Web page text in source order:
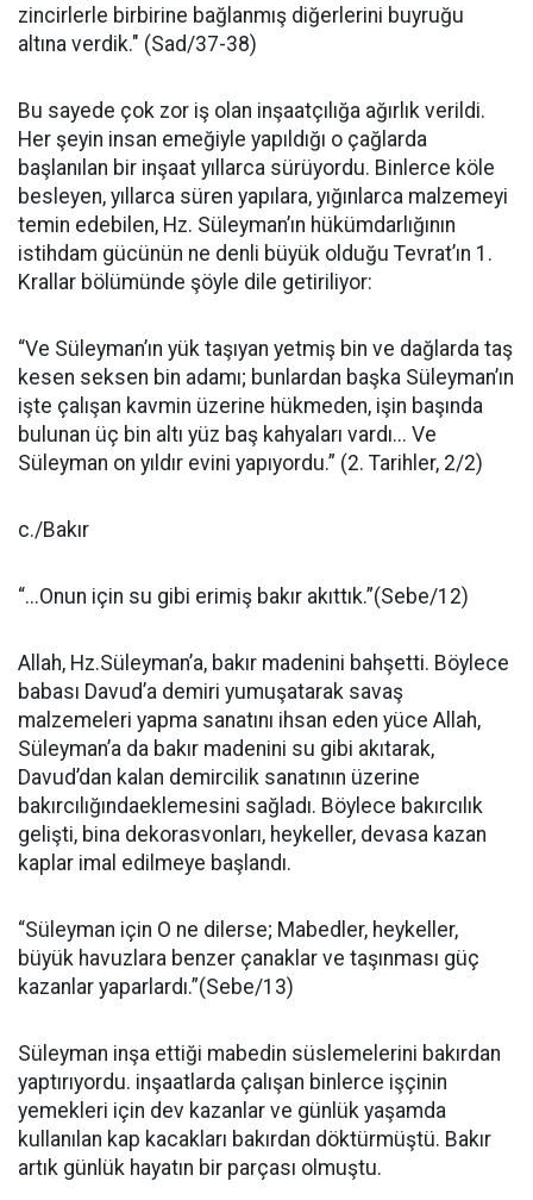
zincirlerle birbirine bağlanmış di­ğerlerini buyruğu
altına verdik." (Sad/37-38)
Bu sayede çok zor iş olan inşaatçılığa ağırlık verildi.
Her şeyin insan emeğiyle yapıldığı o çağlarda
başlanılan bir inşaat yıllarca sürüyordu. Binlerce köle
besleyen, yıllarca süren yapılara, yığınlarca malzemeyi
temin edebilen, Hz. Süleyman’ın hükümdarlığının
istihdam gücünün ne denli büyük olduğu Tevrat’ın 1.
Krallar bölümünde şöyle dile getiriliyor:
“Ve Süleyman’ın yük taşıyan yetmiş bin ve dağlarda taş
kesen seksen bin adamı; bunlardan başka Süleyman’ın
işte çalışan kavmin üzerine hükmeden, işin başında
bulunan üç bin altı yüz baş kahyaları vardı... Ve
Süleyman on yıldır evini yapıyordu.” (2. Tarihler, 2/2)
c./Bakır
“...Onun için su gibi erimiş bakır akıttık.”(Sebe/12)
Allah, Hz.Süleyman’a, bakır madenini bahşetti. Böylece
babası Davud’a demiri yumuşatarak savaş
malzemeleri yapma sanatını ihsan eden yüce Allah,
Süleyman’a da bakır madenini su gibi akıtarak,
Davud’dan kalan demircilik sanatının üzerine
bakırcılığındaeklemesini sağladı. Böylece bakırcılık
gelişti, bina dekorasvonları, heykeller, devasa kazan
kaplar imal edilmeye başlandı.
“Süleyman için O ne dilerse; Mabedler, heykeller,
büyük havuzlara benzer çanaklar ve taşınması güç
kazanlar yaparlardı.”(Sebe/13)
Süleyman inşa ettiği mabedin süslemelerini bakırdan
yaptırıyordu. inşaatlarda çalışan binlerce işçinin
yemekleri için dev kazanlar ve günlük yaşamda
kullanılan kap kacakları bakırdan döktürmüştü. Bakır
artık günlük hayatın bir parçası olmuştu.